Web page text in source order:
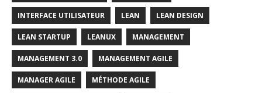
INTERFACE UTILISATEUR LEAN LEAN DESIGN
LEAN STARTUP LEANUX MANAGEMENT
MANAGEMENT 3.0 MANAGEMENT AGILE
MANAGER AGILE MÉTHODE AGILE